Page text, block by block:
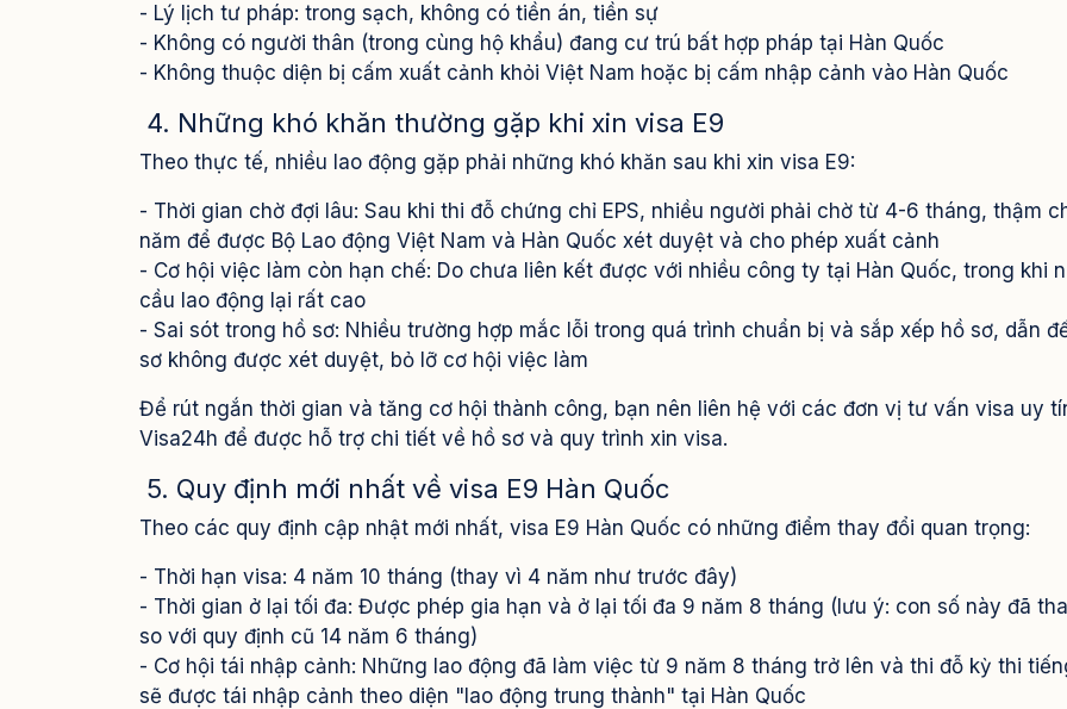
- Lý lịch tư pháp: trong sạch, không có tiền án, tiền sự
- Không có người thân (trong cùng hộ khẩu) đang cư trú bất hợp pháp tại Hàn Quốc
- Không thuộc diện bị cấm xuất cảnh khỏi Việt Nam hoặc bị cấm nhập cảnh vào Hàn Quốc
4. Những khó khăn thường gặp khi xin visa E9
Theo thực tế, nhiều lao động gặp phải những khó khăn sau khi xin visa E9:
- Thời gian chờ đợi lâu: Sau khi thi đỗ chứng chỉ EPS, nhiều người phải chờ từ 4-6 tháng, thậm
năm để được Bộ Lao động Việt Nam và Hàn Quốc xét duyệt và cho phép xuất cảnh
- Cơ hội việc làm còn hạn chế: Do chưa liên kết được với nhiều công ty tại Hàn Quốc, trong khi
cầu lao động lại rất cao
- Sai sót trong hồ sơ: Nhiều trường hợp mắc lỗi trong quá trình chuẩn bị và sắp xếp hồ sơ, dẫn
sơ không được xét duyệt, bỏ lỡ cơ hội việc làm
Để rút ngắn thời gian và tăng cơ hội thành công, bạn nên liên hệ với các đơn vị tư vấn visa uy
Visa24h để được hỗ trợ chi tiết về hồ sơ và quy trình xin visa.
5. Quy định mới nhất về visa E9 Hàn Quốc
Theo các quy định cập nhật mới nhất, visa E9 Hàn Quốc có những điểm thay đổi quan trọng:
- Thời hạn visa: 4 năm 10 tháng (thay vì 4 năm như trước đây)
- Thời gian ở lại tối đa: Được phép gia hạn và ở lại tối đa 9 năm 8 tháng (lưu ý: con số này đã
so với quy định cũ 14 năm 6 tháng)
- Cơ hội tái nhập cảnh: Những lao động đã làm việc từ 9 năm 8 tháng trở lên và thi đỗ kỳ thi
sẽ được tái nhập cảnh theo diện "lao động trung thành" tại Hàn Quốc